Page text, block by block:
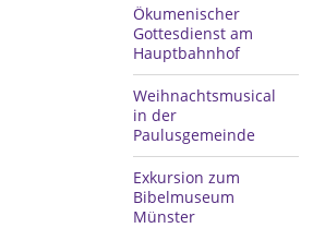
Ökumenischer
Gottesdienst am
Hauptbahnhof
Weihnachtsmusical
in der
Paulusgemeinde
Exkursion zum
Bibelmuseum
Münster